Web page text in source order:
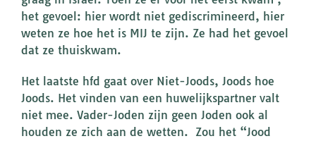
het gevoel: hier wordt niet gediscrimineerd, hier
weten ze hoe het is MIJ te zijn. Ze had het gevoel
dat ze thuiskwam.
Het laatste hfd gaat over Niet-Joods, Joods hoe
Joods. Het vinden van een huwelijkspartner valt
niet mee. Vader-Joden zijn geen Joden ook al
houden ze zich aan de wetten. Zou het “Jood